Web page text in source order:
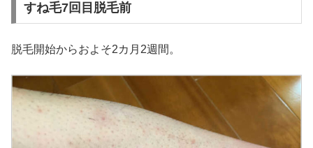
すね毛7回目脱毛前
脱毛開始からおよそ2カ月2週間。